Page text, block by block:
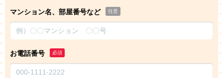
マンション名、部屋番号など 任意
お電話番号 必須